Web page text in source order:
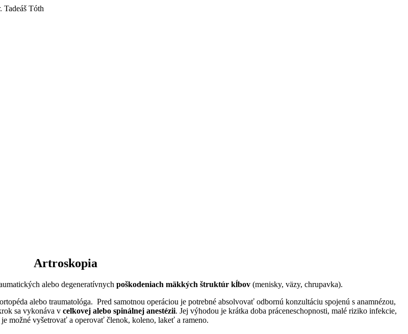
Tóth
Artroskopia
alebo degeneratívnych poškodeniach mäkkých štruktúr kĺbov (menisky, väzy, chrupavka).
alebo traumatológa. Pred samotnou operáciou je potrebné absolvovať odbornú konzultáciu spojenú s anamnézou,
sa vykonáva v celkovej alebo spinálnej anestézii. Jej výhodou je krátka doba práceneschopnosti, malé riziko infekcie,
možné vyšetrovať a operovať členok, koleno, lakeť a rameno.